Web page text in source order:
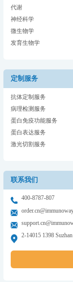
代谢
神经科学
微生物学
发育生物学
定制服务
抗体定制服务
病理检测服务
蛋白免疫功能服务
蛋白表达服务
激光切割服务
联系我们
400-8787-807
2-14015 1398